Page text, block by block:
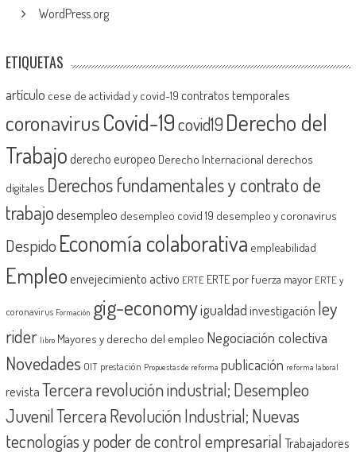
WordPress.org
ETIQUETAS
artículo cese de actividad y covid-19 contratos temporales
coronavirusCovid-19covid19 Derecho del
Trabajoderecho europeo Derecho Internacional derechos
digitales Derechos fundamentales y contrato de
trabajodesempleo desempleo covid 19 desempleo y coronavirus
Despido Economía colaborativa empleabilidad
Empleoenvejecimiento activo ERTE ERTE por fuerza mayor ERTE y
coronavirus Formación gig-economyigualdadinvestigación ley
rider libro Mayores y derecho del empleo Negociación colectiva
Novedades OIT prestación Propuestas de reforma publicación reforma laboral
revistaTercera revolución industrial; Desempleo
JuvenilTercera Revolución Industrial; Nuevas
tecnologías y poder de control empresarial Trabajadores